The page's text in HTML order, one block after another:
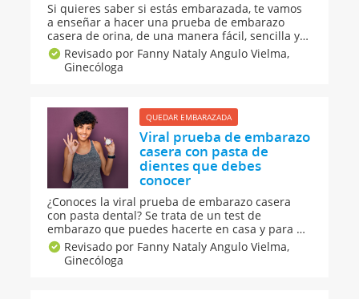
Si quieres saber si estás embarazada, te vamos
a enseñar a hacer una prueba de embarazo
casera de orina, de una manera fácil, sencilla y
gratuita, en casa. No es 100 por ciento fiable,
pero siempre puedes intentarlo. Se trata de uno
de los test caseros de embarazo más populares.
Revisado por Fanny Nataly Angulo Vielma,
Ginecóloga
QUEDAR EMBARAZADA
Viral prueba de embarazo
casera con pasta de
dientes que debes
conocer
¿Conoces la viral prueba de embarazo casera
con pasta dental? Se trata de un test de
embarazo que puedes hacerte en casa y para el
que solo necesitas tu primera orina de la
mañana, un recipiente, una cuchara y pasta de
dientes. Conoce en tiempo récord si estás
Revisado por Fanny Nataly Angulo Vielma,
Ginecóloga